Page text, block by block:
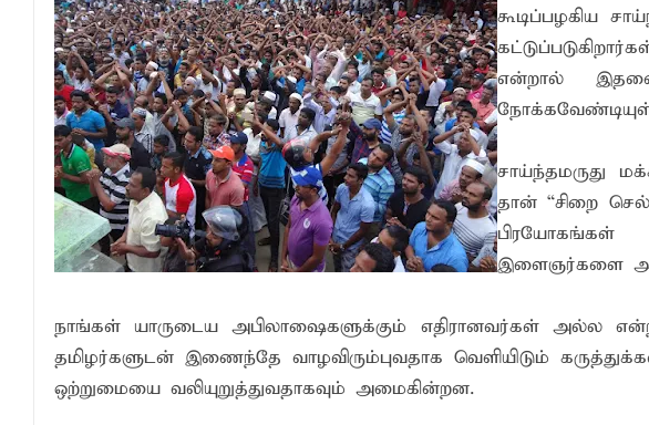
கூடிப்பழகிய
என்றால் இதனை
சாய்ந்தமருது
தான் “சிறை
இளைஞர்களை
நாங்கள் யாருடைய அபிலாஷைகளுக்கும் எதிரானவர்கள் அல்ல
தமிழர்களுடன் இணைந்தே வாழவிரும்புவதாக வெளியிடும்
ஒற்றுமையை வலியுறுத்துவதாகவும் அமைகின்றன.